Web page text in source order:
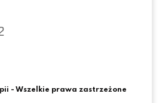
- Wszelkie prawa zastrzeżone